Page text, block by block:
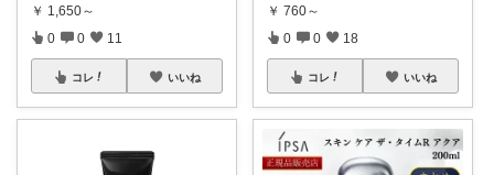
￥ 1,650～
0 0 11
コレ いいね
￥ 760～
0 0 18
コレ いいね